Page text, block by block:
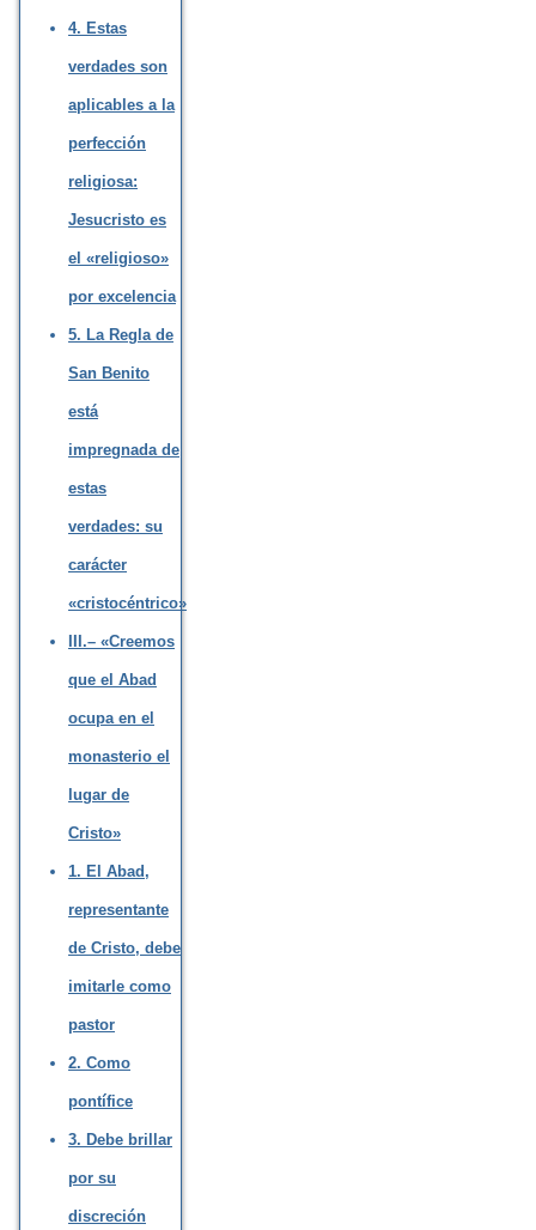
4. Estas
verdades son
aplicables a la
perfección
religiosa:
Jesucristo es
el «religioso»
por excelencia
5. La Regla de
San Benito
está
impregnada de
estas
verdades: su
carácter
«cristocéntrico»
III.– «Creemos
que el Abad
ocupa en el
monasterio el
lugar de
Cristo»
1. El Abad,
representante
de Cristo, debe
imitarle como
pastor
2. Como
pontífice
3. Debe brillar
por su
discreción